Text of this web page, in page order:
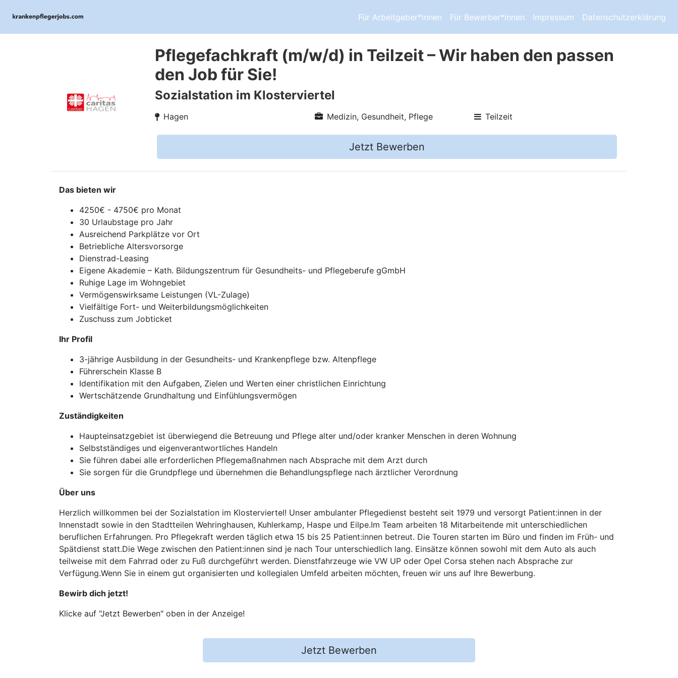
Für Arbeitgeber*innen Für Bewerber*innen Impressum Datenschutzerklärung
Pflegefachkraft (m/w/d) in Teilzeit – Wir haben den passen
den Job für Sie!
Sozialstation im Klosterviertel
Hagen Medizin, Gesundheit, Pflege Teilzeit
Jetzt Bewerben
Das bieten wir
4250€ - 4750€ pro Monat
30 Urlaubstage pro Jahr
Ausreichend Parkplätze vor Ort
Betriebliche Altersvorsorge
Dienstrad-Leasing
Eigene Akademie – Kath. Bildungszentrum für Gesundheits- und Pflegeberufe gGmbH
Ruhige Lage im Wohngebiet
Vermögenswirksame Leistungen (VL-Zulage)
Vielfältige Fort- und Weiterbildungsmöglichkeiten
Zuschuss zum Jobticket
Ihr Profil
3-jährige Ausbildung in der Gesundheits- und Krankenpflege bzw. Altenpflege
Führerschein Klasse B
Identifikation mit den Aufgaben, Zielen und Werten einer christlichen Einrichtung
Wertschätzende Grundhaltung und Einfühlungsvermögen
Zuständigkeiten
Haupteinsatzgebiet ist überwiegend die Betreuung und Pflege alter und/oder kranker Menschen in deren Wohnung
Selbstständiges und eigenverantwortliches Handeln
Sie führen dabei alle erforderlichen Pflegemaßnahmen nach Absprache mit dem Arzt durch
Sie sorgen für die Grundpflege und übernehmen die Behandlungspflege nach ärztlicher Verordnung
Über uns
Herzlich willkommen bei der Sozialstation im Klosterviertel! Unser ambulanter Pflegedienst besteht seit 1979 und versorgt Patient:innen in der
Innenstadt sowie in den Stadtteilen Wehringhausen, Kuhlerkamp, Haspe und Eilpe.Im Team arbeiten 18 Mitarbeitende mit unterschiedlichen
beruflichen Erfahrungen. Pro Pflegekraft werden täglich etwa 15 bis 25 Patient:innen betreut. Die Touren starten im Büro und finden im Früh- und
Spätdienst statt.Die Wege zwischen den Patient:innen sind je nach Tour unterschiedlich lang. Einsätze können sowohl mit dem Auto als auch
teilweise mit dem Fahrrad oder zu Fuß durchgeführt werden. Dienstfahrzeuge wie VW UP oder Opel Corsa stehen nach Absprache zur
Verfügung.Wenn Sie in einem gut organisierten und kollegialen Umfeld arbeiten möchten, freuen wir uns auf Ihre Bewerbung.
Bewirb dich jetzt!
Klicke auf "Jetzt Bewerben" oben in der Anzeige!
Jetzt Bewerben